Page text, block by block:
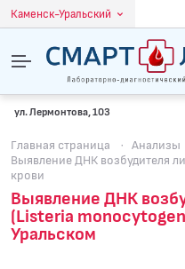
Каменск-Уральский
ул. Лермонтова, 103
Главная страница · Анализы
Выявление ДНК возбудителя
крови
Выявление ДНК
(Listeria
Уральском